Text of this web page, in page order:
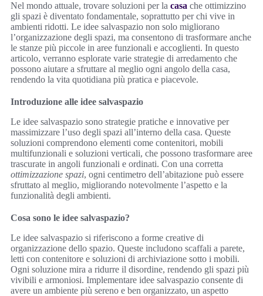
Nel mondo attuale, trovare soluzioni per la casa che ottimizzino
gli spazi è diventato fondamentale, soprattutto per chi vive in
ambienti ridotti. Le idee salvaspazio non solo migliorano
l’organizzazione degli spazi, ma consentono di trasformare anche
le stanze più piccole in aree funzionali e accoglienti. In questo
articolo, verranno esplorate varie strategie di arredamento che
possono aiutare a sfruttare al meglio ogni angolo della casa,
rendendo la vita quotidiana più pratica e piacevole.
Introduzione alle idee salvaspazio
Le idee salvaspazio sono strategie pratiche e innovative per
massimizzare l’uso degli spazi all’interno della casa. Queste
soluzioni comprendono elementi come contenitori, mobili
multifunzionali e soluzioni verticali, che possono trasformare aree
trascurate in angoli funzionali e ordinati. Con una corretta
ottimizzazione spazi, ogni centimetro dell’abitazione può essere
sfruttato al meglio, migliorando notevolmente l’aspetto e la
funzionalità degli ambienti.
Cosa sono le idee salvaspazio?
Le idee salvaspazio si riferiscono a forme creative di
organizzazione dello spazio. Queste includono scaffali a parete,
letti con contenitore e soluzioni di archiviazione sotto i mobili.
Ogni soluzione mira a ridurre il disordine, rendendo gli spazi più
vivibili e armoniosi. Implementare idee salvaspazio consente di
avere un ambiente più sereno e ben organizzato, un aspetto